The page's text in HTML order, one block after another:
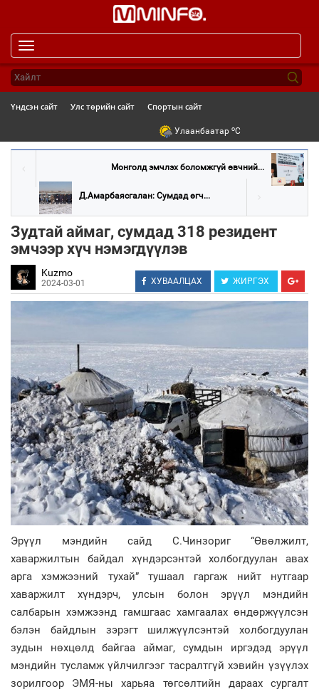
navigation
Үндсэн сайт Улс төрийн сайт Спортын сайт
Улаанбаатар oC
Монголд эмчлэх боломжгүй өвчний...
Д.Амарбаясгалан: Сумдад өгч...
Зудтай аймаг, сумдад 318 резидент
эмчээр хүч нэмэгдүүлэв
Kuzmo
2024-03-01 ХУВААЛЦАХ ЖИРГЭХ
Эрүүл мэндийн сайд С.Чинзориг “Өвөлжилт,
хаваржилтын байдал хүндэрсэнтэй холбогдуулан авах
арга хэмжээний тухай” тушаал гаргаж нийт нутгаар
хаваржилт хүндэрч, улсын болон эрүүл мэндийн
салбарын хэмжээнд гамшгаас хамгаалах өндөржүүлсэн
бэлэн байдлын зэрэгт шилжүүлсэнтэй холбогдуулан
зудын нөхцөлд байгаа аймаг, сумдын иргэдэд эрүүл
мэндийн тусламж үйлчилгээг тасралтгүй хэвийн үзүүлэх
зорилгоор ЭМЯ-ны харьяа төгсөлтийн дараах сургалт